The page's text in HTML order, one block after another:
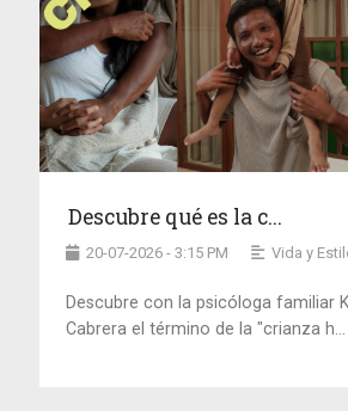
Descubre qué es la c...
20-07-2026 - 3:15 PM Vida y
Descubre con la psicóloga familiar
Cabrera el término de la "crianza h...